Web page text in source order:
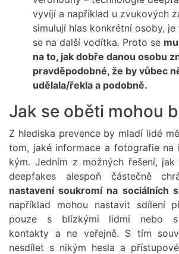
vyvíjí a například u zvukových
simulují hlas konkrétní osoby,
se na další vodítka. Proto se
na to, jak dobře danou osobu
pravděpodobné, že by vůbec
udělala/řekla a podobně.
Jak se oběti mohou
Z hlediska prevence by mladí lidé
tom, jaké informace a fotografie na
kým. Jedním z možných řešení,
deepfakes alespoň částečně
nastavení soukromí na sociálních
například mohou nastavit sdílení
pouze s blízkými lidmi nebo s
kontakty a ne veřejně. S tím
nesdílet s nikým hesla a